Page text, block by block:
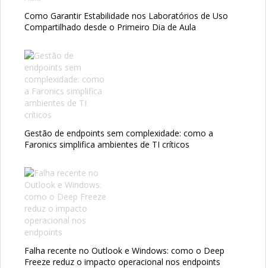
Como Garantir Estabilidade nos Laboratórios de Uso
Compartilhado desde o Primeiro Dia de Aula
Gestão de endpoints sem complexidade: como a
Faronics simplifica ambientes de TI críticos
Falha recente no Outlook e Windows: como o Deep
Freeze reduz o impacto operacional nos endpoints